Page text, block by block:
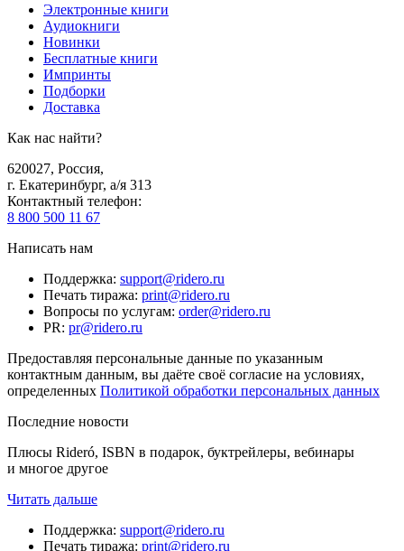
Электронные книги
Аудиокниги
Новинки
Бесплатные книги
Импринты
Подборки
Доставка
Как нас найти?
620027, Россия,
г. Екатеринбург, а/я 313
Контактный телефон:
8 800 500 11 67
Написать нам
Поддержка: support@ridero.ru
Печать тиража: print@ridero.ru
Вопросы по услугам: order@ridero.ru
PR: pr@ridero.ru
Предоставляя персональные данные по указанным
контактным данным, вы даёте своё согласие на условиях,
определенных Политикой обработки персональных данных
Последние новости
Плюсы Rideró, ISBN в подарок, буктрейлеры, вебинары
и многое другое
Читать дальше
Поддержка: support@ridero.ru
Печать тиража: print@ridero.ru